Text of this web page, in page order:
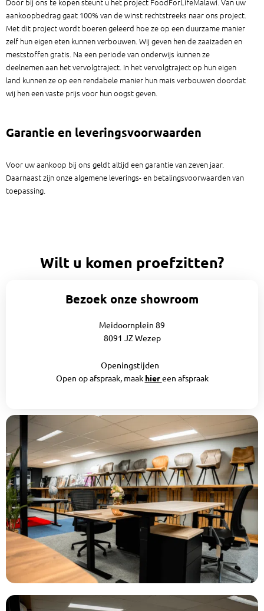
aankoopbedrag gaat 100% van de winst rechtstreeks naar ons project.
Met dit project wordt boeren geleerd hoe ze op een duurzame manier
zelf hun eigen eten kunnen verbouwen. Wij geven hen de zaaizaden en
meststoffen gratis. Na een periode van onderwijs kunnen ze
deelnemen aan het vervolgtraject. In het vervolgtraject op hun eigen
land kunnen ze op een rendabele manier hun mais verbouwen doordat
wij hen een vaste prijs voor hun oogst geven.
Garantie en leveringsvoorwaarden
Voor uw aankoop bij ons geldt altijd een garantie van zeven jaar.
Daarnaast zijn onze algemene leverings- en betalingsvoorwaarden van
toepassing.
Wilt u komen proefzitten?
Bezoek onze showroom
Meidoornplein 89
8091 JZ Wezep
Openingstijden
Open op afspraak, maak hiereen afspraak